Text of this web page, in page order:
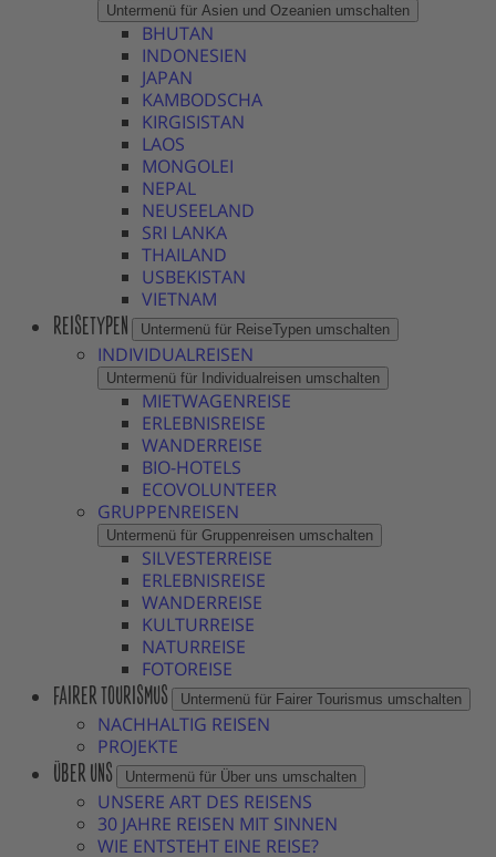
Untermenü für Asien und Ozeanien umschalten
BHUTAN
INDONESIEN
JAPAN
KAMBODSCHA
KIRGISISTAN
LAOS
MONGOLEI
NEPAL
NEUSEELAND
SRI LANKA
THAILAND
USBEKISTAN
VIETNAM
REISETYPEN Untermenü für ReiseTypen umschalten
INDIVIDUALREISEN
Untermenü für Individualreisen umschalten
MIETWAGENREISE
ERLEBNISREISE
WANDERREISE
BIO-HOTELS
ECOVOLUNTEER
GRUPPENREISEN
Untermenü für Gruppenreisen umschalten
SILVESTERREISE
ERLEBNISREISE
WANDERREISE
KULTURREISE
NATURREISE
FOTOREISE
FAIRER TOURISMUS Untermenü für Fairer Tourismus umschalten
NACHHALTIG REISEN
PROJEKTE
ÜBER UNS Untermenü für Über uns umschalten
UNSERE ART DES REISENS
30 JAHRE REISEN MIT SINNEN
WIE ENTSTEHT EINE REISE?